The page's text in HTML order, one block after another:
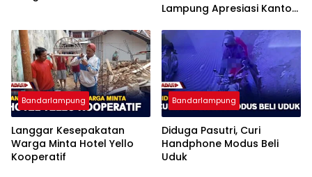
Lampung Apresiasi Kantor
Bandarlampung
Langgar Kesepakatan
Warga Minta Hotel Yello
Kooperatif
Bandarlampung
Diduga Pasutri, Curi
Handphone Modus Beli
Uduk